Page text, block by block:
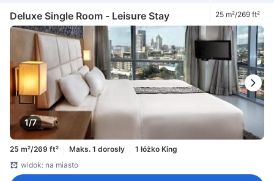
Deluxe Single Room - Leisure Stay 25 m²/269 ft²
1/7
25 m²/269 ft² Maks. 1 dorosły
1 łóżko King
widok: na miasto